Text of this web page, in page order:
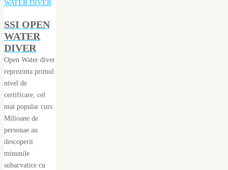
SSI OPEN
WATER
DIVER
Open Water diver
reprezinta primul
nivel de
certificare, cel
mai popular curs.
Milioane de
personae au
descoperit
minunile
subacvatice cu